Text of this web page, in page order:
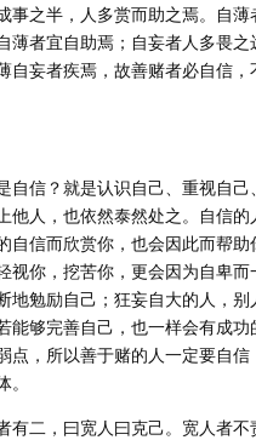
事之半，人多赏而助之焉。自薄
薄者宜自助焉；自妄者人多畏之
自妄者疾焉，故善赌者必自信，
自信？就是认识自己、重视自己
他人，也依然泰然处之。自信的
自信而欣赏你，也会因此而帮助
视你，挖苦你，更会因为自卑而
地勉励自己；狂妄自大的人，别
能够完善自己，也一样会有成功
点，所以善于赌的人一定要自信
有二，曰宽人曰克己。宽人者不